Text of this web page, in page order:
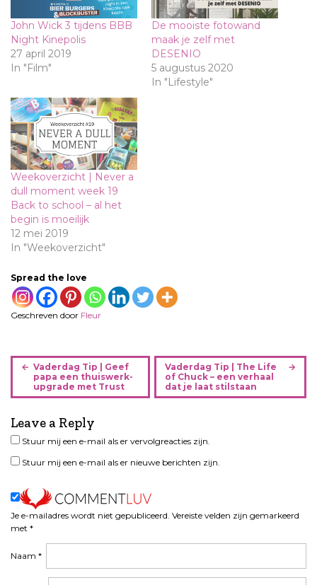
John Wick 3 tijdens BBB
Night Kinepolis
27 april 2019
In "Film"
De mooiste fotowand
maak je zelf met
DESENIO
5 augustus 2020
In "Lifestyle"
Weekoverzicht | Never a
dull moment week 19
Back to school – al het
begin is moeilijk
12 mei 2019
In "Weekoverzicht"
Spread the love
Geschreven door Fleur
B
r
c
h
t
v
i
g
a
Vaderdag Tip | Geef
papa een thuiswerk-
upgrade met Trust
Vaderdag Tip | The Life
of Chuck – een verhaal
dat je laat stilstaan
Leave a Reply
Je e-mailadres wordt niet gepubliceerd. Vereiste velden zijn gemarkeerd
met *
Naam *
Stuur mij een e-mail als er vervolgreacties zijn.
Stuur mij een e-mail als er nieuwe berichten zijn.